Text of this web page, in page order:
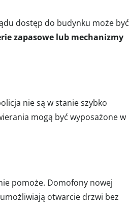
dostęp do budynku może być
zapasowe lub mechanizmy
nie są w stanie szybko
mogą być wyposażone w
pomoże. Domofony nowej
otwarcie drzwi bez